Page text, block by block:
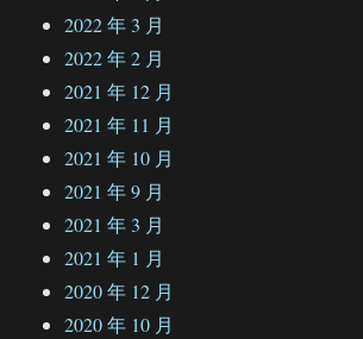
2022 年 3 月
2022 年 2 月
2021 年 12 月
2021 年 11 月
2021 年 10 月
2021 年 9 月
2021 年 3 月
2021 年 1 月
2020 年 12 月
2020 年 10 月